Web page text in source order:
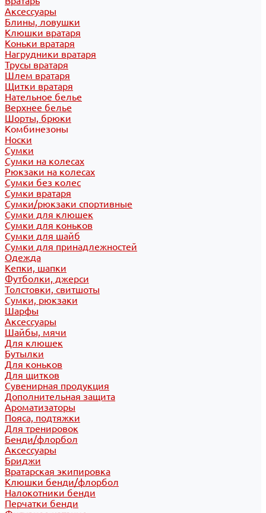
Аксессуары
Блины, ловушки
Клюшки вратаря
Коньки вратаря
Нагрудники вратаря
Трусы вратаря
Шлем вратаря
Щитки вратаря
Нательное белье
Верхнее белье
Шорты, брюки
Комбинезоны
Носки
Сумки
Сумки на колесах
Рюкзаки на колесах
Сумки без колес
Сумки вратаря
Сумки/рюкзаки спортивные
Сумки для клюшек
Сумки для коньков
Сумки для шайб
Сумки для принадлежностей
Одежда
Кепки, шапки
Футболки, джерси
Толстовки, свитшоты
Сумки, рюкзаки
Шарфы
Аксессуары
Шайбы, мячи
Для клюшек
Бутылки
Для коньков
Для щитков
Сувенирная продукция
Дополнительная защита
Ароматизаторы
Пояса, подтяжки
Для тренировок
Бенди/флорбол
Аксессуары
Бриджи
Вратарская экипировка
Клюшки бенди/флорбол
Налокотники бенди
Перчатки бенди